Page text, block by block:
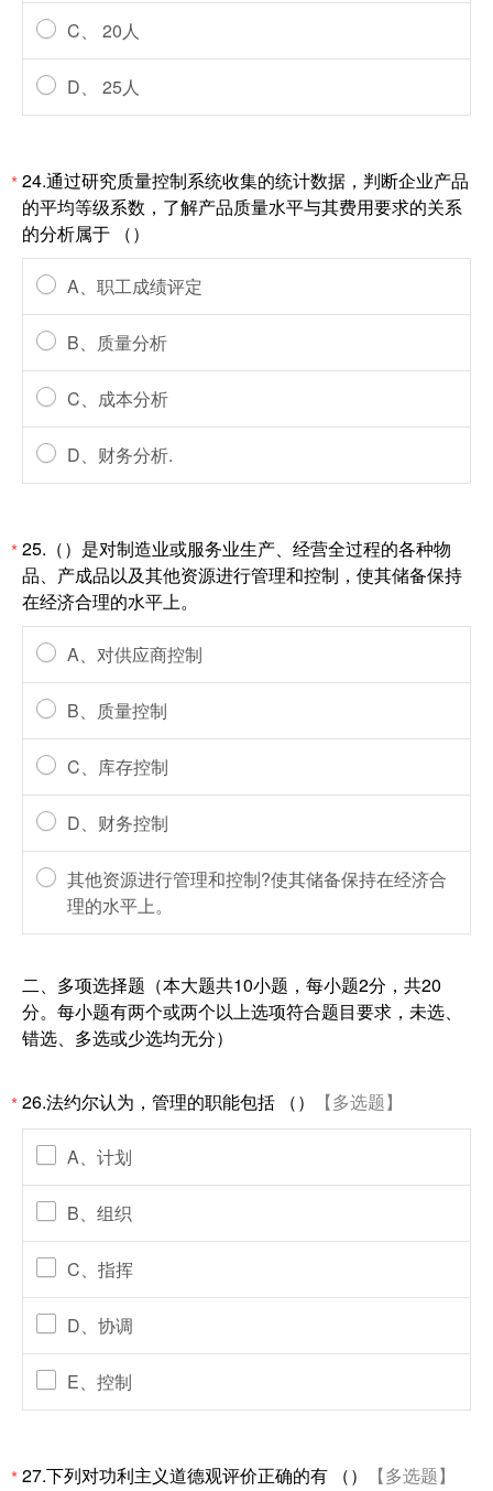
C、 20人
D、 25人
*24.通过研究质量控制系统收集的统计数据，判断企业产品
的平均等级系数，了解产品质量水平与其费用要求的关系
的分析属于 （）
A、职工成绩评定
B、质量分析
C、成本分析
D、财务分析.
*25.（）是对制造业或服务业生产、经营全过程的各种物
品、产成品以及其他资源进行管理和控制，使其储备保持
在经济合理的水平上。
A、对供应商控制
B、质量控制
C、库存控制
D、财务控制
其他资源进行管理和控制?使其储备保持在经济合
理的水平上。
二、多项选择题（本大题共10小题，每小题2分，共20
分。每小题有两个或两个以上选项符合题目要求，未选、
错选、多选或少选均无分）
*26.法约尔认为，管理的职能包括 （） 【多选题】
A、计划
B、组织
C、指挥
D、协调
E、控制
*27.下列对功利主义道德观评价正确的有 （） 【多选题】